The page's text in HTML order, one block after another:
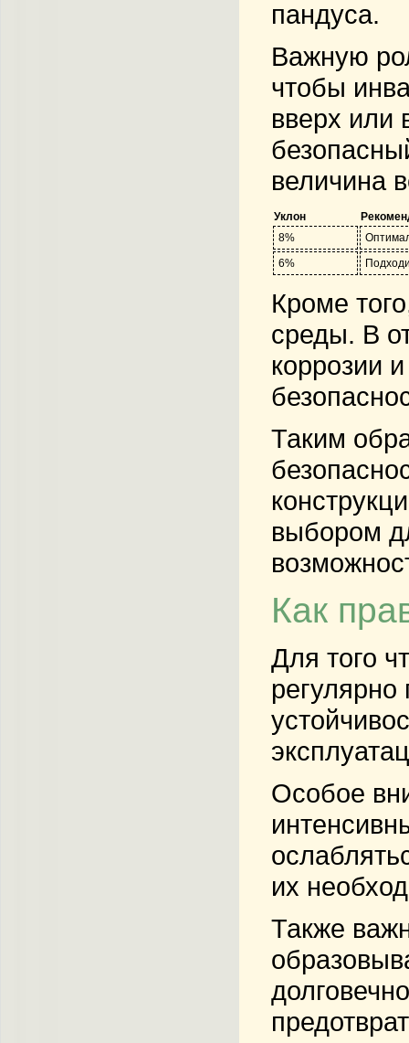
пандуса.
Важную
чтобы
вверх или
величина
Уклон
8%
6%
Кроме
среды. В
коррозии
Таким
выбором
Как
Для того
Особое
их
Также